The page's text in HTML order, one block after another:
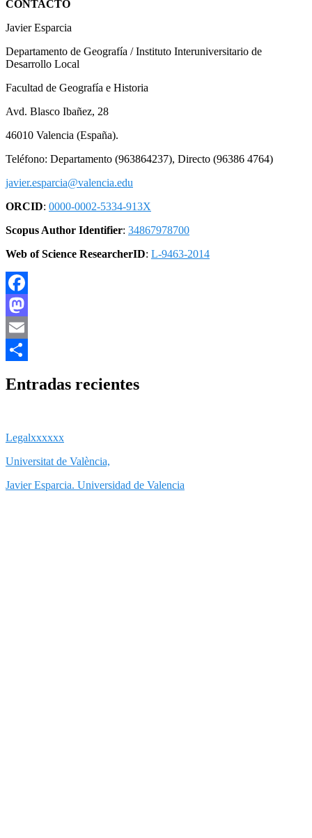
CONTACTO
Javier Esparcia
Departamento de Geografía / Instituto Interuniversitario de
Desarrollo Local
Facultad de Geografía e Historia
Avd. Blasco Ibañez, 28
46010 Valencia (España).
Teléfono: Departamento (963864237), Directo (96386 4764)
javier.esparcia@valencia.edu
ORCID: 0000-0002-5334-913X
Scopus Author Identifier: 34867978700
Web of Science ResearcherID: L-9463-2014
Facebook
Mastodon
Email
Entradas recientes
Legalxxxxxx
Universitat de València,
Javier Esparcia. Universidad de Valencia